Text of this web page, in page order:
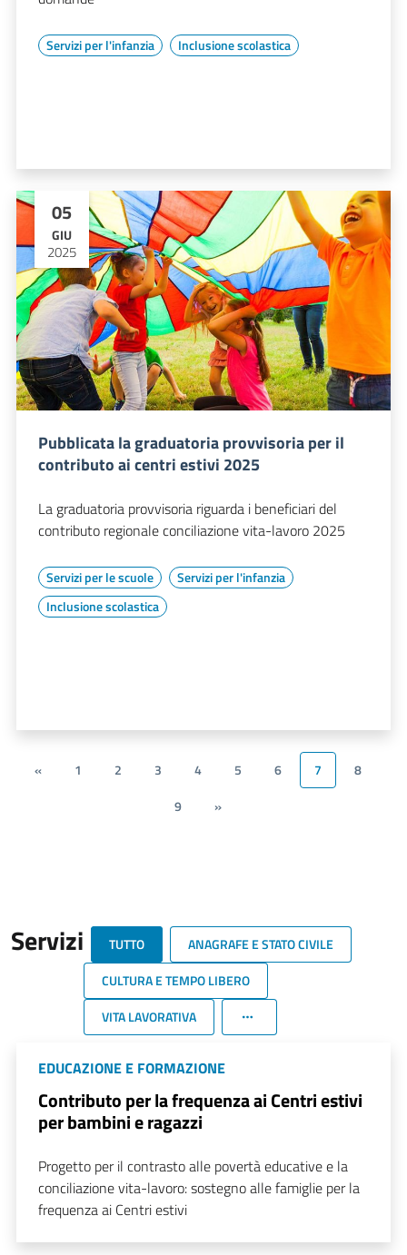
Servizi per l'infanzia Inclusione scolastica
05
GIU
2025
Pubblicata la graduatoria provvisoria per il
contributo ai centri estivi 2025
La graduatoria provvisoria riguarda i beneficiari del
contributo regionale conciliazione vita-lavoro 2025
Servizi per le scuole
Servizi per l'infanzia
Inclusione scolastica
« 1 2 3 4 5 6 7
8
9
»
Servizi TUTTO
ANAGRAFE E STATO CIVILE
CULTURA E TEMPO LIBERO
VITA LAVORATIVA
EDUCAZIONE E FORMAZIONE
Contributo per la frequenza ai Centri estivi
per bambini e ragazzi
Progetto per il contrasto alle povertà educative e la
conciliazione vita-lavoro: sostegno alle famiglie per la
frequenza ai Centri estivi